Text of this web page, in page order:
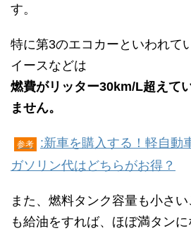
す。
特に第3のエコカーといわれて
イースなどは
燃費がリッター30km/L超えて
ません。
参考
:新車を購入する！軽自動
ガソリン代はどちらがお得？
また、燃料タンク容量も小さ
も給油をすれば、ほぼ満タンに